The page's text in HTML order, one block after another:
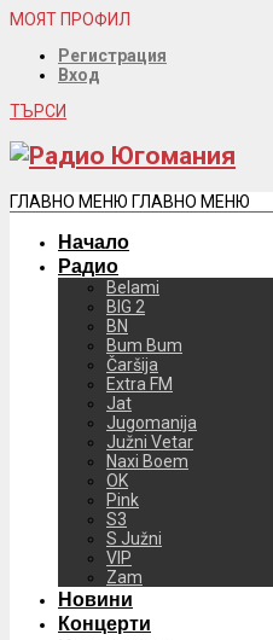
МОЯТ ПРОФИЛ
Регистрация
Вход
ТЪРСИ
ГЛАВНО МЕНЮ ГЛАВНО МЕНЮ
Начало
Радио
Belami
BIG 2
BN
Bum Bum
Čaršija
Extra FM
Jat
Jugomanija
Južni Vetar
Naxi Boem
OK
Pink
S3
S Južni
VIP
Zam
Новини
Концерти